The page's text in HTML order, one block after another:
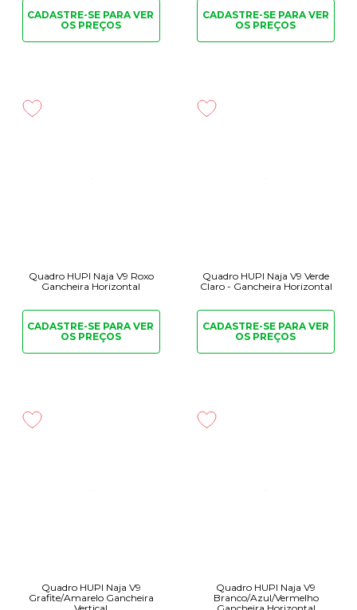
CADASTRE-SE PARA VER
OS PREÇOS
CADASTRE-SE PARAVER
OS PREÇOS
Quadro HUPI Naja V9 Roxo
Gancheira Horizontal
CADASTRE-SE PARA VER
OS PREÇOS
Quadro HUPI Naja V9 Verde
Claro - Gancheira Horizontal
CADASTRE-SE PARAVER
OS PREÇOS
Quadro HUPI Naja V9
Grafite/Amarelo Gancheira
Quadro HUPI Naja V9
Branco/Azul/Vermelho